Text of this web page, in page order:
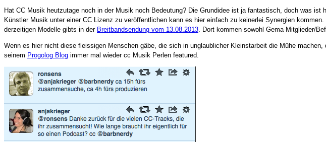
Hat CC Musik heutzutage noch in der Musik noch Bedeutung? Die Grundidee ist ja fantastisch, doch was
Künstler Musik unter einer CC Lizenz zu veröffentlichen kann es hier einfach zu keinerlei Synergien
derzeitigen Modelle gibts in der Breitbandsendung vom 13.08.2013. Dort kommen sowohl Gema Mitglieder/
Wenn es hier nicht diese fleissigen Menschen gäbe, die sich in unglaublicher Kleinstarbeit die Mühe
seinem Progolog Blog immer mal wieder cc Musik Perlen featured.